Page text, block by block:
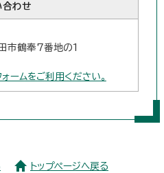
合わせ
鶴奉7番地の1
ームをご利用ください。
トップページへ戻る